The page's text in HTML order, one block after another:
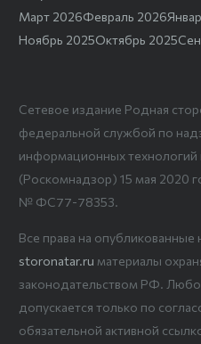
Март 2026Февраль 2026
Ноябрь 2025Октябрь 2025
Сетевое издание Родная
федеральной службой по
информационных технологий
(Роскомнадзор) 15 мая 2020
№ ФС77-78353.
Все права на опубликованные
storonatar.ru материалы
законодательством РФ.
допускается только по
обязательной активной